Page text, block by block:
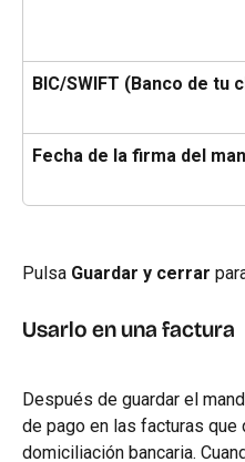
BIC/SWIFT (Banco de tu
Fecha de la firma del
Pulsa Guardar y cerrar
Usarlo en una factura
Después de guardar el
de pago en las facturas que
domiciliación bancaria.